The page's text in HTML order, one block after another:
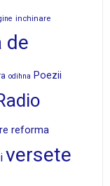
inchinare
de
odihna Poezii
reforma
versete